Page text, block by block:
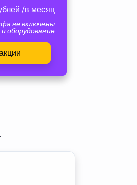
/в месяц
не включены
оборудование